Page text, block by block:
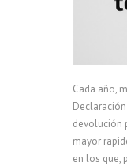
Cada año,
devolución
mayor
en los que,